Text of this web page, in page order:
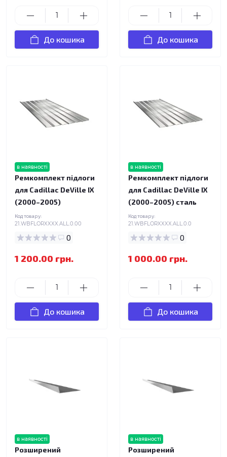
До кошика До кошика
в наявності
Ремкомплект підлоги
для Cadillac DeVille IX
(2000–2005)
Код товару:
21.WBFLORXXXX.ALL.0.00
0
1 200.00 грн.
До кошика
в наявності
Ремкомплект підлоги
для Cadillac DeVille IX
(2000–2005) сталь
Код товару:
21.WBFLORXXXX.ALL.0.0
0
1 000.00 грн.
До кошика
в наявності
Розширений
в наявності
Розширений